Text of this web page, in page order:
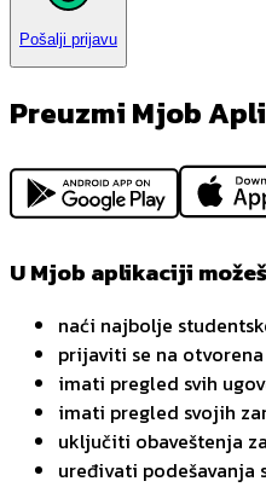
Pošalji prijavu
Preuzmi Mjob
U Mjob aplikaciji
naći najbolje
prijaviti se na
imati pregled svih
imati pregled svojih
uključiti obaveštenja
uređivati podešavanja